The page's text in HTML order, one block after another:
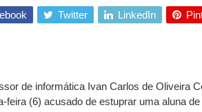
De economista a referência nacional:
Tomada de decisão estratégica: como
Twitter LinkedIn
de informática Ivan Carlos de Oliveira
feira (6) acusado de estuprar uma aluna